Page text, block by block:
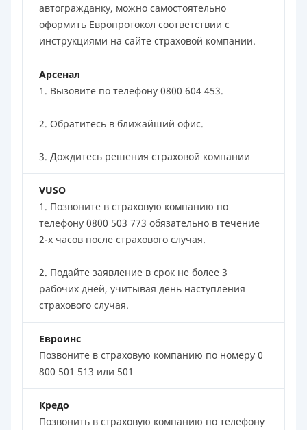
автогражданку, можно самостоятельно
оформить Европротокол соответствии с
инструкциями на сайте страховой компании.
Арсенал
1. Вызовите по телефону 0800 604 453.
2. Обратитесь в ближайший офис.
3. Дождитесь решения страховой компании
VUSO
1. Позвоните в страховую компанию по
телефону 0800 503 773 обязательно в течение
2-х часов после страхового случая.
2. Подайте заявление в срок не более 3
рабочих дней, учитывая день наступления
страхового случая.
Евроинс
Позвоните в страховую компанию по номеру 0
800 501 513 или 501
Кредо
Позвонить в страховую компанию по телефону